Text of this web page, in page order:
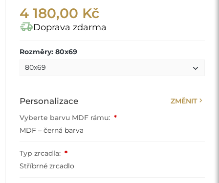
4 180,00 Kč
delivery_truck_speedDoprava zdarma
Rozměry: 80x69
Personalizace ZMĚNITchevron_right
Vyberte barvu MDF rámu: *
MDF – černá barva
Typ zrcadla: *
Stříbrné zrcadlo